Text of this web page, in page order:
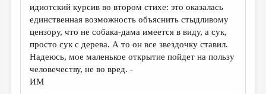
идиотский курсив во втором стихе: это оказалась
единственная возможность объяснить стыдливому
цензору, что не собака-дама имеется в виду, а сук,
просто сук с дерева. А то он все звездочку ставил.
Надеюсь, мое маленькое открытие пойдет на пользу
человечеству, не во вред. -
ИМ